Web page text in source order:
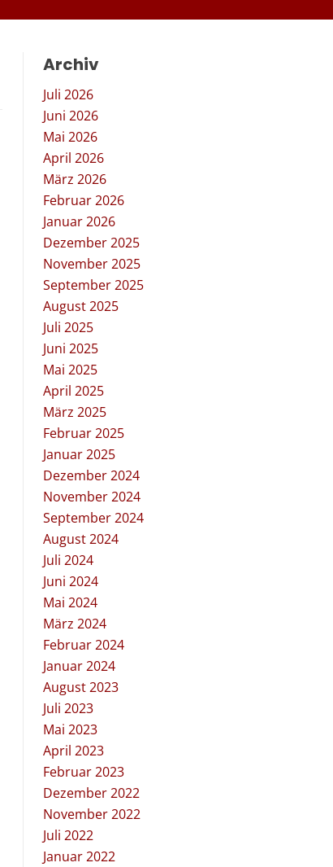
Archiv
Juli 2026
Juni 2026
Mai 2026
April 2026
März 2026
Februar 2026
Januar 2026
Dezember 2025
November 2025
September 2025
August 2025
Juli 2025
Juni 2025
Mai 2025
April 2025
März 2025
Februar 2025
Januar 2025
Dezember 2024
November 2024
September 2024
August 2024
Juli 2024
Juni 2024
Mai 2024
März 2024
Februar 2024
Januar 2024
August 2023
Juli 2023
Mai 2023
April 2023
Februar 2023
Dezember 2022
November 2022
Juli 2022
Januar 2022